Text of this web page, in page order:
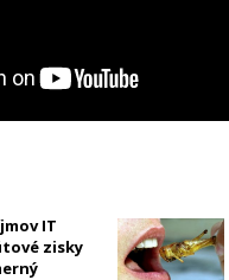
IT
zisky